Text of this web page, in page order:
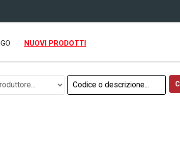
NUOVI PRODOTTI